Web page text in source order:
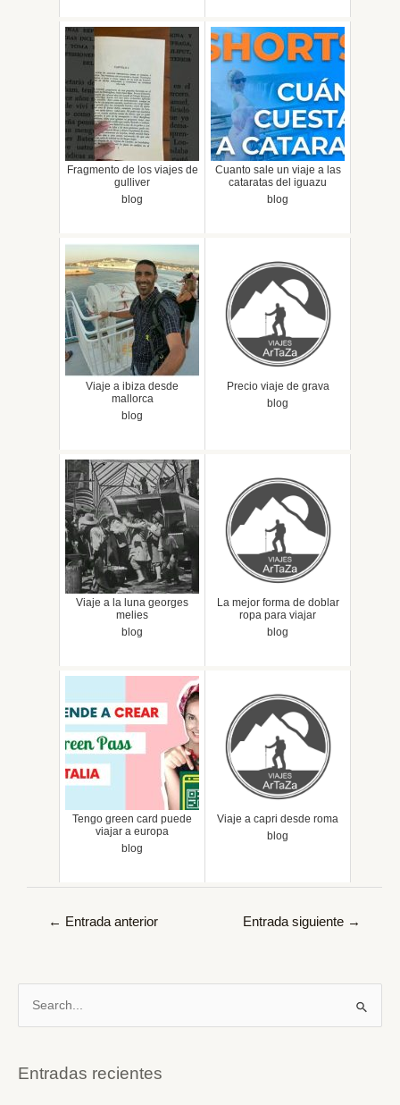
Fragmento de los viajes de
gulliver
blog
Cuanto sale un viaje a las
cataratas del iguazu
blog
Viaje a ibiza desde
mallorca
blog
Precio viaje de grava
blog
Viaje a la luna georges
melies
blog
La mejor forma de doblar
ropa para viajar
blog
Tengo green card puede
viajar a europa
blog
Viaje a capri desde roma
blog
Navegación
← Entrada anterior Entrada siguiente →
c
Entradas recientes